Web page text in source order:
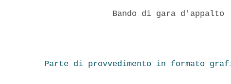
                       Bando di gara d'appalto
Parte di provvedimento in formato